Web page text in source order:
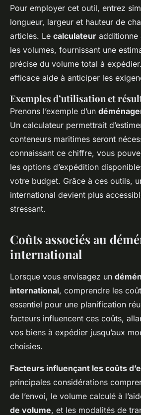
Pour employer cet outil, entrez
longueur, largeur et hauteur de
articles. Le calculateur additionne
les volumes, fournissant une
précise du volume total à
efficace aide à anticiper les
Exemples d’utilisation et
Prenons l’exemple d’un
Un calculateur permettrait
conteneurs maritimes seront
connaissant ce chiffre, vous
les options d’expédition
votre budget. Grâce à ces outils,
international devient plus
stressant.
Coûts associés au
international
Lorsque vous envisagez un
international, comprendre les
essentiel pour une planification
facteurs influencent ces coûts,
vos biens à expédier jusqu’aux
choisies.
Facteurs influençant les coûts
principales considérations
de l’envoi, le volume calculé à
de volume, et les modalités de